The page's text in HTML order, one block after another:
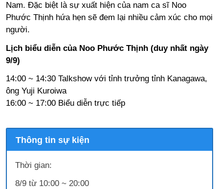
Nam. Đặc biệt là sự xuất hiện của nam ca sĩ Noo
Phước Thịnh hứa hẹn sẽ đem lại nhiều cảm xúc cho mọi
người.
Lịch biểu diễn của Noo Phước Thịnh (duy nhất ngày
9/9)
14:00 ~ 14:30 Talkshow với tỉnh trưởng tỉnh Kanagawa,
ông Yuji Kuroiwa
16:00 ~ 17:00 Biểu diễn trực tiếp
Thông tin sự kiện
Thời gian:
8/9 từ 10:00 ~ 20:00